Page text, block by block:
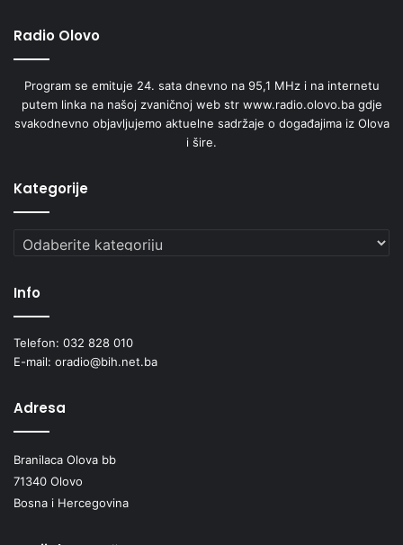
Radio Olovo/A.M
Radio Olovo
Program se emituje 24. sata dnevno na 95,1 MHz i na internetu
putem linka na našoj zvaničnoj web str www.radio.olovo.ba gdje
svakodnevno objavljujemo aktuelne sadržaje o događajima iz Olova
i šire.
Kategorije
Kategorije
Info
Telefon: 032 828 010
E-mail: oradio@bih.net.ba
Adresa
Branilaca Olova bb
71340 Olovo
Bosna i Hercegovina